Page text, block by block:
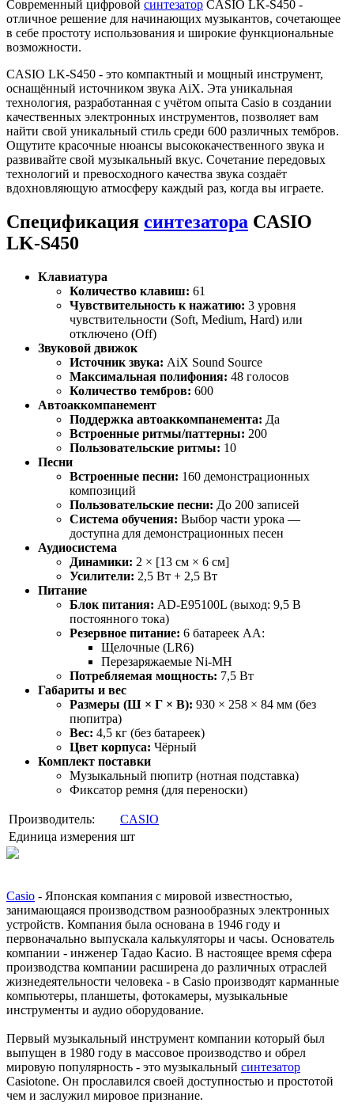
Современный цифровой синтезатор CASIO LK-S450 -
отличное решение для начинающих музыкантов, сочетающее
в себе простоту использования и широкие функциональные
возможности.
CASIO LK-S450 - это компактный и мощный инструмент,
оснащённый источником звука AiX. Эта уникальная
технология, разработанная с учётом опыта Casio в создании
качественных электронных инструментов, позволяет вам
найти свой уникальный стиль среди 600 различных тембров.
Ощутите красочные нюансы высококачественного звука и
развивайте свой музыкальный вкус. Сочетание передовых
технологий и превосходного качества звука создаёт
вдохновляющую атмосферу каждый раз, когда вы играете.
Спецификация синтезатора CASIO
LK-S450
Клавиатура
Количество клавиш: 61
Чувствительность к нажатию: 3 уровня
чувствительности (Soft, Medium, Hard) или
отключено (Off)
Звуковой движок
Источник звука: AiX Sound Source
Максимальная полифония: 48 голосов
Количество тембров: 600
Автоаккомпанемент
Поддержка автоаккомпанемента: Да
Встроенные ритмы/паттерны: 200
Пользовательские ритмы: 10
Песни
Встроенные песни: 160 демонстрационных
композиций
Пользовательские песни: До 200 записей
Система обучения: Выбор части урока —
доступна для демонстрационных песен
Аудиосистема
Динамики: 2 × [13 см × 6 см]
Усилители: 2,5 Вт + 2,5 Вт
Питание
Блок питания: AD-E95100L (выход: 9,5 В
постоянного тока)
Резервное питание: 6 батареек АА:
Щелочные (LR6)
Перезаряжаемые Ni-MH
Потребляемая мощность: 7,5 Вт
Габариты и вес
Размеры (Ш × Г × В): 930 × 258 × 84 мм (без
пюпитра)
Вес: 4,5 кг (без батареек)
Цвет корпуса: Чёрный
Комплект поставки
Музыкальный пюпитр (нотная подставка)
Фиксатор ремня (для переноски)
Производитель:
CASIO
Единица измерения шт
Casio - Японская компания с мировой известностью,
занимающаяся производством разнообразных электронных
устройств. Компания была основана в 1946 году и
первоначально выпускала калькуляторы и часы. Основатель
компании - инженер Тадао Касио. В настоящее время сфера
производства компании расширена до различных отраслей
жизнедеятельности человека - в Casio производят карманные
компьютеры, планшеты, фотокамеры, музыкальные
инструменты и аудио оборудование.
Первый музыкальный инструмент компании который был
выпущен в 1980 году в массовое производство и обрел
мировую популярность - это музыкальный синтезатор
Casiotone. Он прославился своей доступностью и простотой
чем и заслужил мировое признание.